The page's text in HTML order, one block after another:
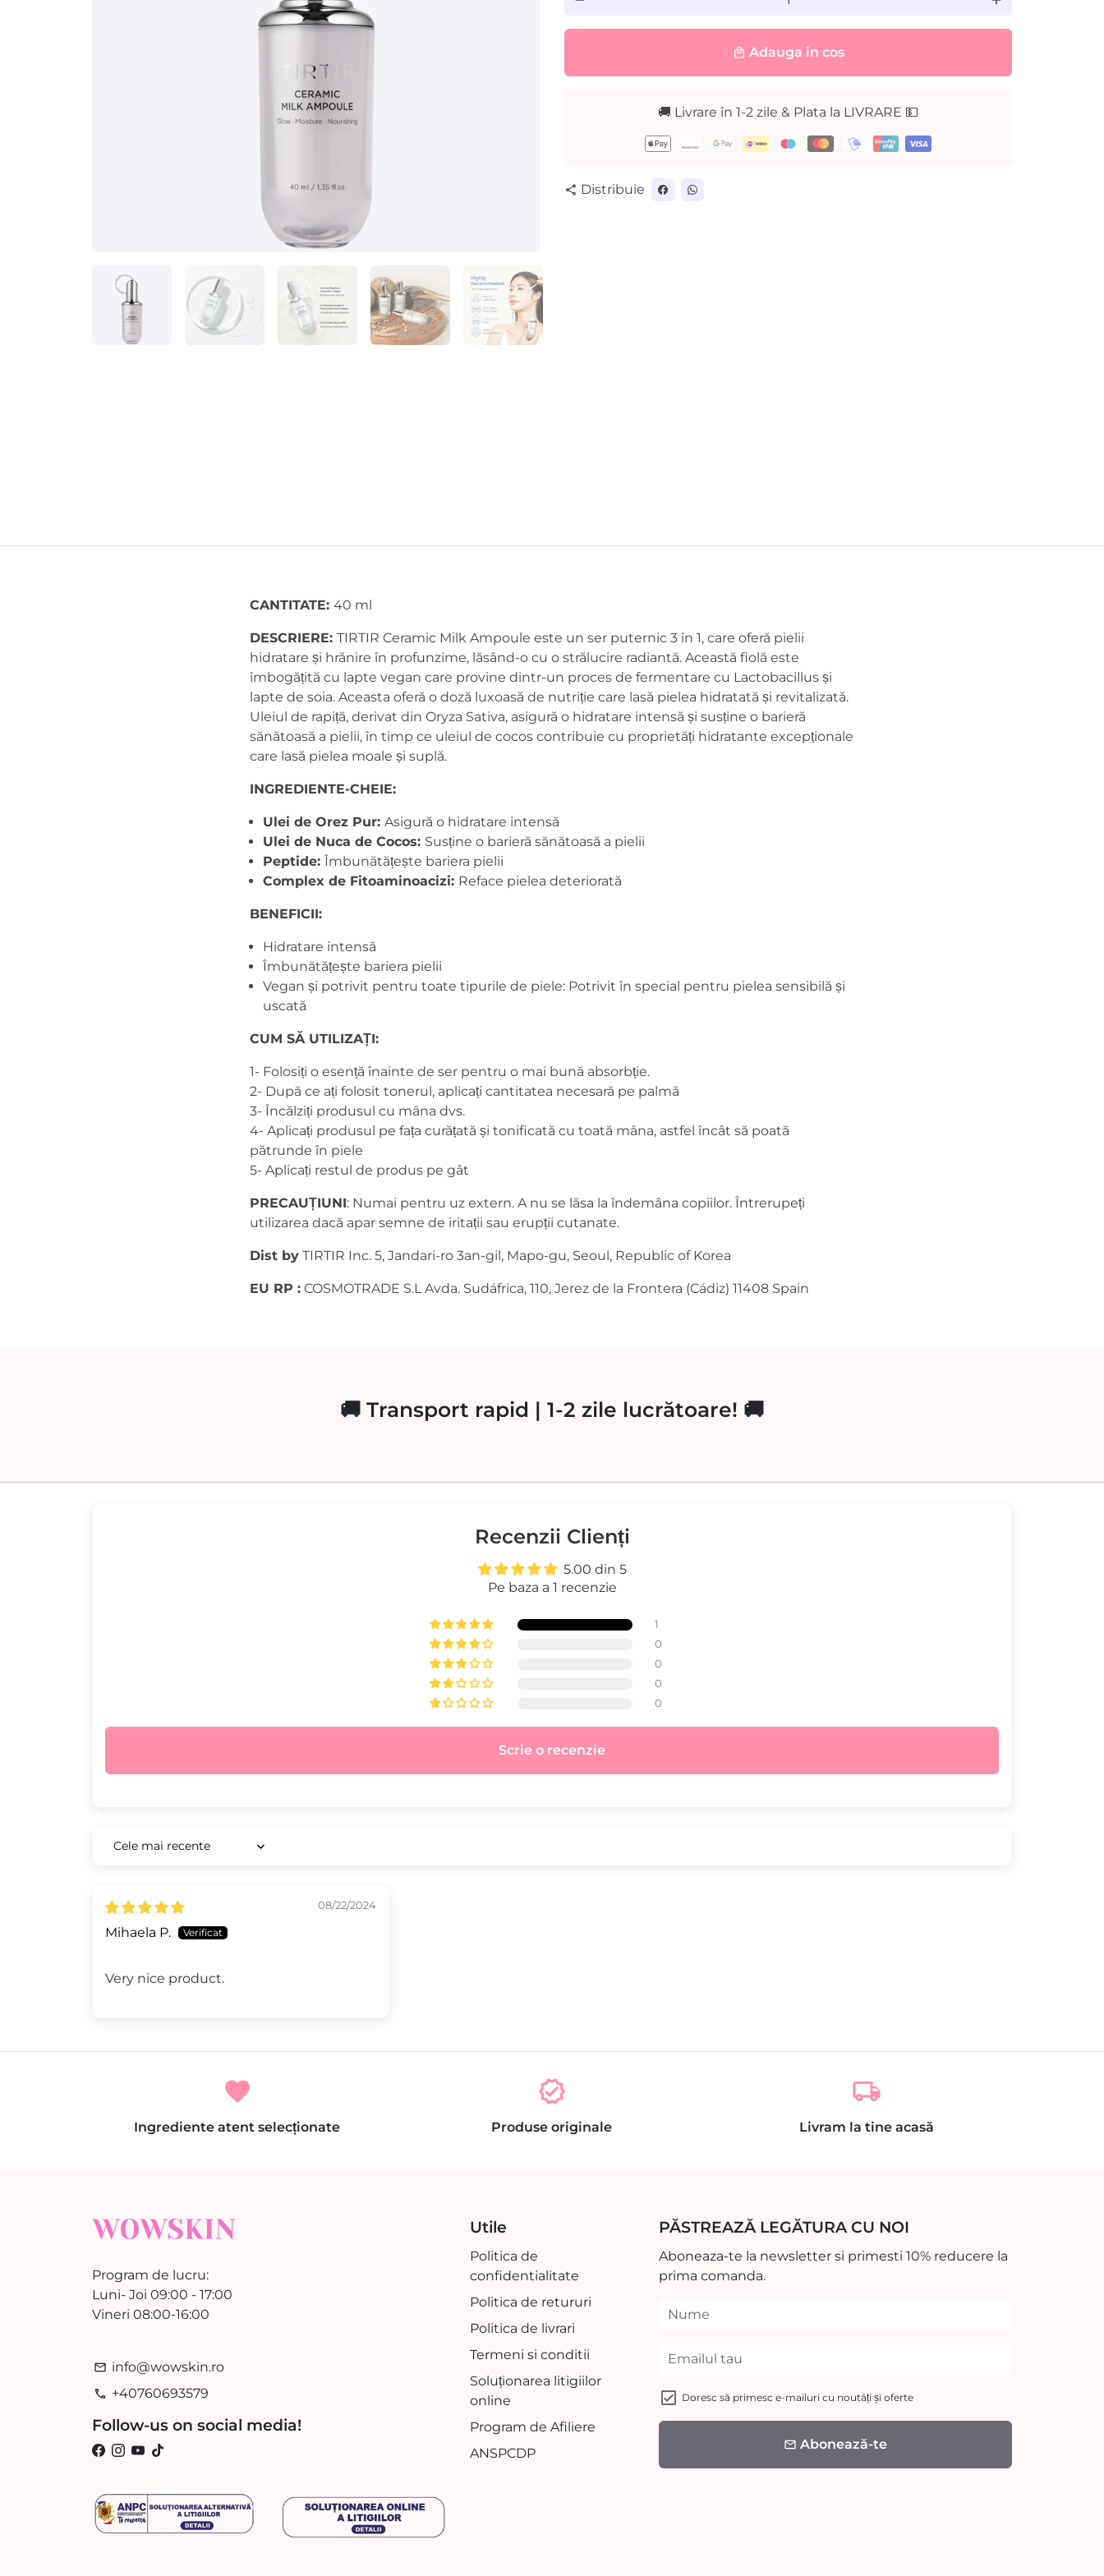
local_mall Adauga in cos
🚚 Livrare în 1-2 zile & Plata la LIVRARE 💵
Metode
plată
share Distribuie
CANTITATE: 40 ml
DESCRIERE: TIRTIR Ceramic Milk Ampoule este un ser puternic 3 în 1, care oferă pielii
hidratare și hrănire în profunzime, lăsând-o cu o strălucire radiantă. Această fiolă este
îmbogățită cu lapte vegan care provine dintr-un proces de fermentare cu Lactobacillus și
lapte de soia. Aceasta oferă o doză luxoasă de nutriție care lasă pielea hidratată și revitalizată.
Uleiul de rapiță, derivat din Oryza Sativa, asigură o hidratare intensă și susține o barieră
sănătoasă a pielii, în timp ce uleiul de cocos contribuie cu proprietăți hidratante excepționale
care lasă pielea moale și suplă.
INGREDIENTE-CHEIE:
Ulei de Orez Pur: Asigură o hidratare intensă
Ulei de Nuca de Cocos: Susține o barieră sănătoasă a pielii
Peptide: Îmbunătățește bariera pielii
Complex de Fitoaminoacizi: Reface pielea deteriorată
BENEFICII:
Hidratare intensă
Îmbunătățește bariera pielii
Vegan și potrivit pentru toate tipurile de piele: Potrivit în special pentru pielea sensibilă și
uscată
CUM SĂ UTILIZAȚI:
1- Folosiți o esență înainte de ser pentru o mai bună absorbție.
2- După ce ați folosit tonerul, aplicați cantitatea necesară pe palmă
3- Încălziți produsul cu mâna dvs.
4- Aplicați produsul pe fața curățată și tonificată cu toată mâna, astfel încât să poată
pătrunde în piele
5- Aplicați restul de produs pe gât
PRECAUȚIUNI: Numai pentru uz extern. A nu se lăsa la îndemâna copiilor. Întrerupeți
utilizarea dacă apar semne de iritații sau erupții cutanate.
Dist byTIRTIR Inc. 5, Jandari-ro 3an-gil, Mapo-gu, Seoul, Republic of Korea
EU RP :COSMOTRADE S.L Avda. Sudáfrica, 110, Jerez de la Frontera (Cádiz) 11408 Spain
🚚 Transport rapid | 1-2 zile lucrătoare! 🚚
Recenzii Clienți
5.00 din 5
Pe baza a 1 recenzie
1
0
0
0
0
Scrie o recenzie
Sort by
08/22/2024
Mihaela P.
Very nice product.
favorite
Ingrediente atent selecționate
verified
Produse originale
local_shipping
Livram la tine acasă
Program de lucru:
Luni- Joi 09:00 - 17:00
Vineri 08:00-16:00
email info@wowskin.ro
phone +40760693579
Follow-us on social media!
Utile
Politica de
confidentialitate
Politica de retururi
Politica de livrari
Termeni si conditii
Soluționarea litigiilor
online
Program de Afiliere
ANSPCDP
PĂSTREAZĂ LEGĂTURA CU NOI
Aboneaza-te la newsletter si primesti 10% reducere la
prima comanda.
Doresc să primesc e-mailuri cu noutăți și oferte
email Abonează-te
creme cu factor de protecție
Am incercat foarte multe creme
cu factor de protecție,dar nu am